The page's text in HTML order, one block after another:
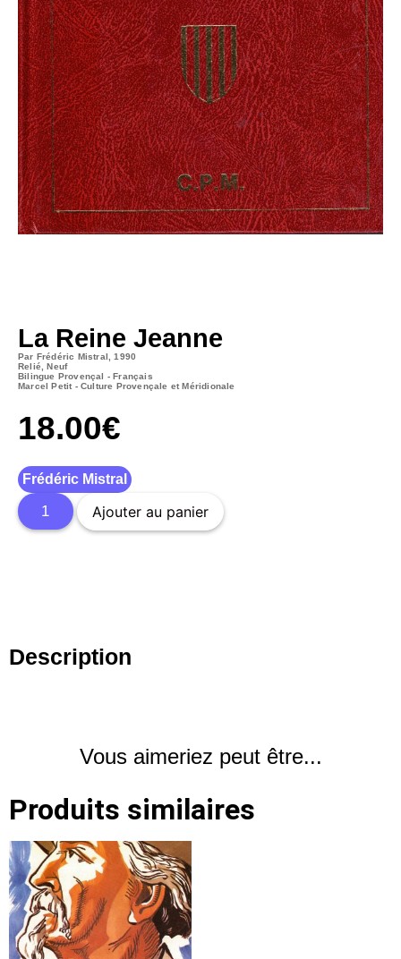
La Reine Jeanne
Par Frédéric Mistral, 1990
Relié, Neuf
Bilingue Provençal - Français
Marcel Petit - Culture Provençale et Méridionale
18.00€
Frédéric Mistral
Ajouter au panier
Description
Vous aimeriez peut être...
Produits similaires